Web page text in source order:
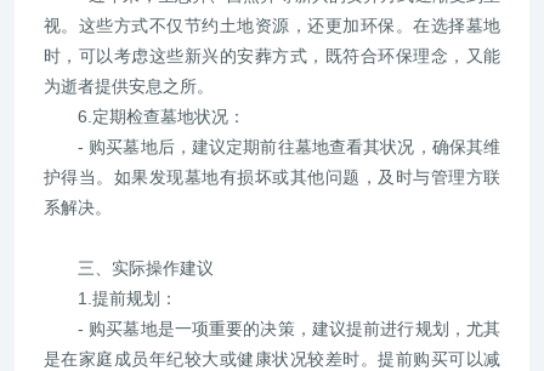
视。这些方式不仅节约土地资源，还更加环保。在选择墓地
时，可以考虑这些新兴的安葬方式，既符合环保理念，又能
为逝者提供安息之所。
6.定期检查墓地状况：
- 购买墓地后，建议定期前往墓地查看其状况，确保其维
护得当。如果发现墓地有损坏或其他问题，及时与管理方联
系解决。
三、实际操作建议
1.提前规划：
- 购买墓地是一项重要的决策，建议提前进行规划，尤其
是在家庭成员年纪较大或健康状况较差时。提前购买可以减